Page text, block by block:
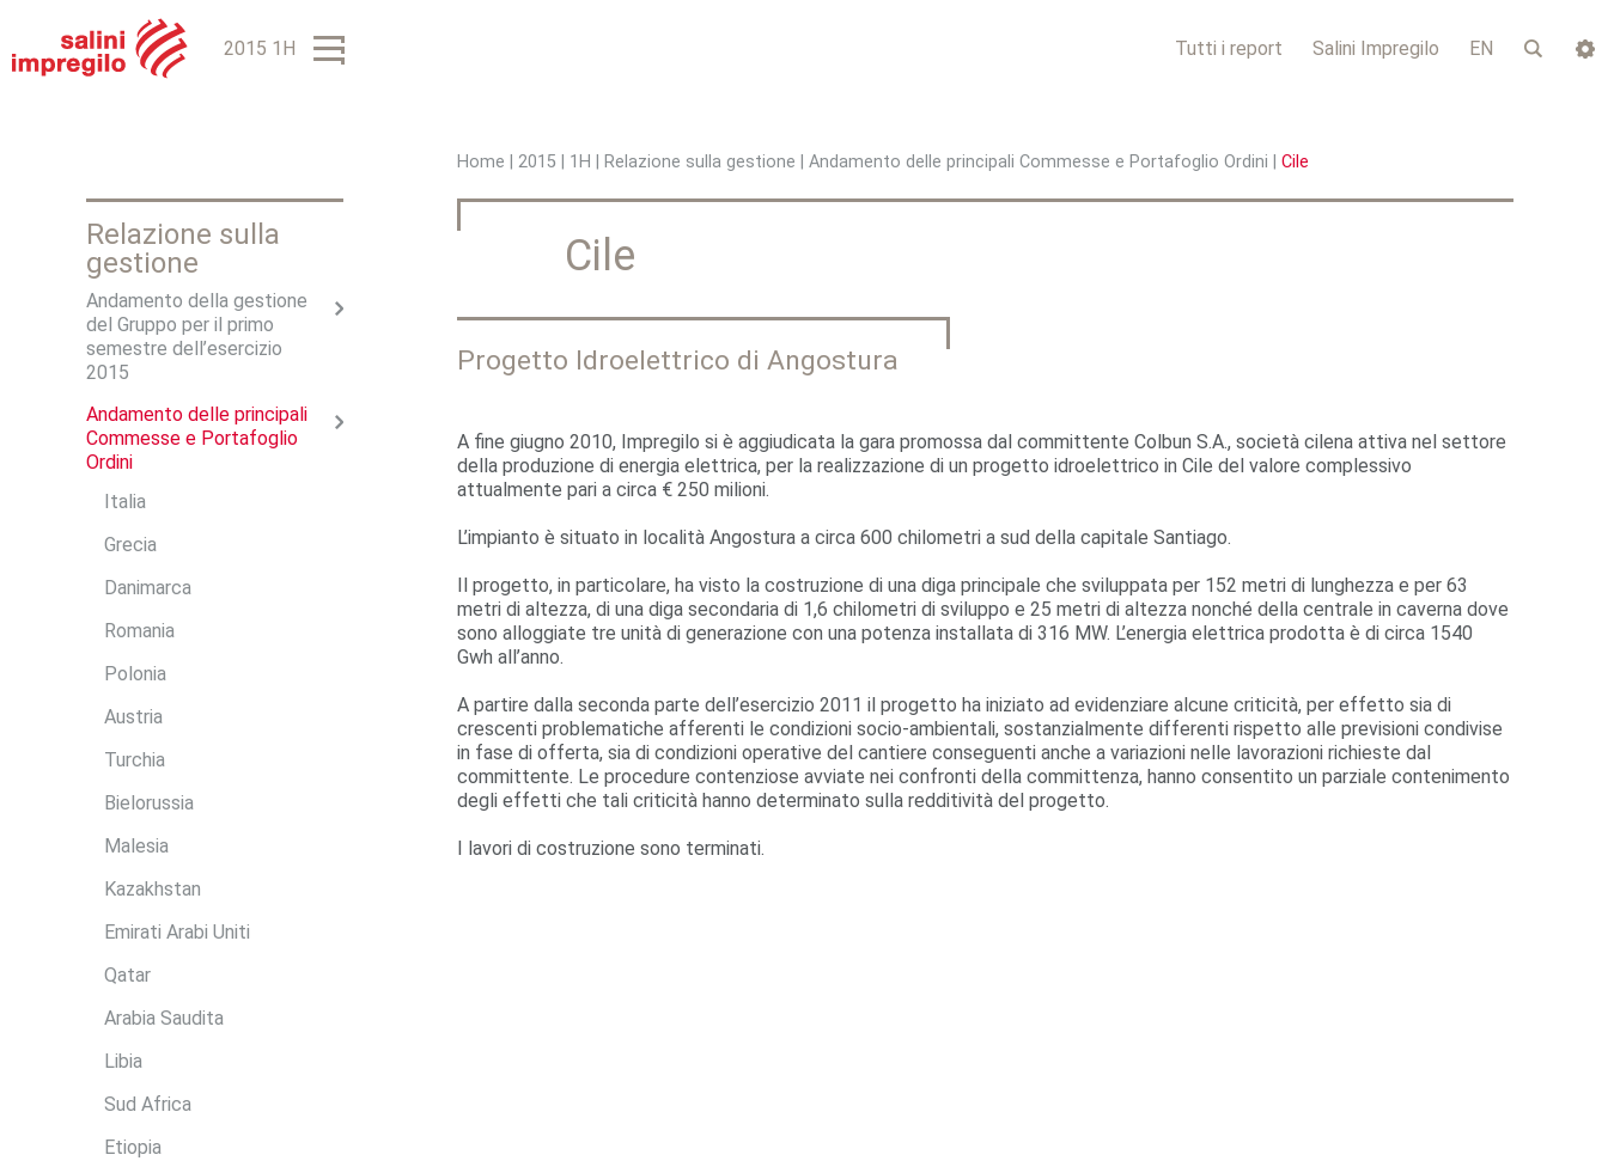
2015 1H
Tutti i report Salini Impregilo EN
T
u
e
i
u
i
Home 2015 1H Relazione sulla gestione Andamento delle principali Commesse e Portafoglio Ordini Cile
Cile
Progetto Idroelettrico di Angostura
A fine giugno 2010, Impregilo si è aggiudicata la gara promossa dal committente Colbun S.A., società cilena attiva nel settore
della produzione di energia elettrica, per la realizzazione di un progetto idroelettrico in Cile del valore complessivo
attualmente pari a circa € 250 milioni.
L’impianto è situato in località Angostura a circa 600 chilometri a sud della capitale Santiago.
Il progetto, in particolare, ha visto la costruzione di una diga principale che sviluppata per 152 metri di lunghezza e per 63
metri di altezza, di una diga secondaria di 1,6 chilometri di sviluppo e 25 metri di altezza nonché della centrale in caverna dove
sono alloggiate tre unità di generazione con una potenza installata di 316 MW. L’energia elettrica prodotta è di circa 1540
Gwh all’anno.
A partire dalla seconda parte dell’esercizio 2011 il progetto ha iniziato ad evidenziare alcune criticità, per effetto sia di
crescenti problematiche afferenti le condizioni socio-ambientali, sostanzialmente differenti rispetto alle previsioni condivise
in fase di offerta, sia di condizioni operative del cantiere conseguenti anche a variazioni nelle lavorazioni richieste dal
committente. Le procedure contenziose avviate nei confronti della committenza, hanno consentito un parziale contenimento
degli effetti che tali criticità hanno determinato sulla redditività del progetto.
I lavori di costruzione sono terminati.
Relazione sulla
gestione
Andamento della gestione
del Gruppo per il primo
semestre dell’esercizio
2015
Andamento delle principali
Commesse e Portafoglio
Ordini
Italia
Grecia
Danimarca
Romania
Polonia
Austria
Turchia
Bielorussia
Malesia
Kazakhstan
Emirati Arabi Uniti
Qatar
Arabia Saudita
Libia
Sud Africa
Etiopia